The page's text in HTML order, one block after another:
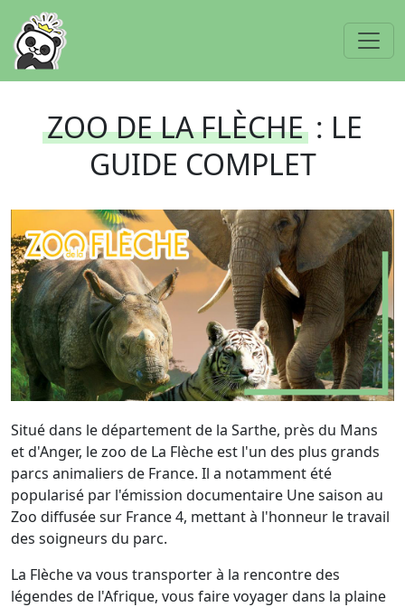
ZOO DE LA FLÈCHE : LE
GUIDE COMPLET
Situé dans le département de la Sarthe, près du Mans
et d'Anger, le zoo de La Flèche est l'un des plus grands
parcs animaliers de France. Il a notamment été
popularisé par l'émission documentaire Une saison au
Zoo diffusée sur France 4, mettant à l'honneur le travail
des soigneurs du parc.
La Flèche va vous transporter à la rencontre des
légendes de l'Afrique, vous faire voyager dans la plaine